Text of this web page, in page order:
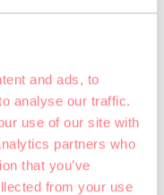
and ads, to
analyse our traffic.
use of our site with
partners who
that you’ve
from your use
persönlichen
Sie zuvor eingewilligt
keiner Zeit an Dritte
zum Zwecke der